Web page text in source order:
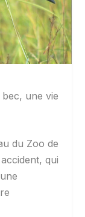
une vie
du Zoo de
qui